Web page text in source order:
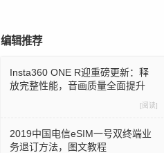
编辑推荐
Insta360 ONE R迎重磅更新：释
放完整性能，音画质量全面提升
[阅读]
2019中国电信eSIM一号双终端业
务退订方法，图文教程